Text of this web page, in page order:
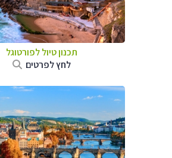
תכנון טיול לפורטוגל
לחץ לפרטים